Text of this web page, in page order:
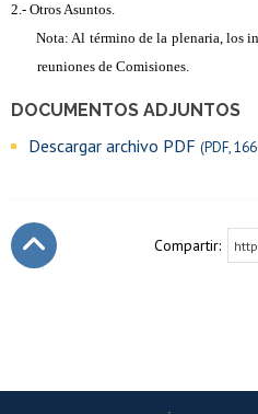
DOCUMENTOS ADJUNTOS
Descargar archivo PDF (PDF,
2.- Otros Asuntos.
Nota: Al término de la plenaria, los
reuniones de Comisiones.
Compartir:
Más información